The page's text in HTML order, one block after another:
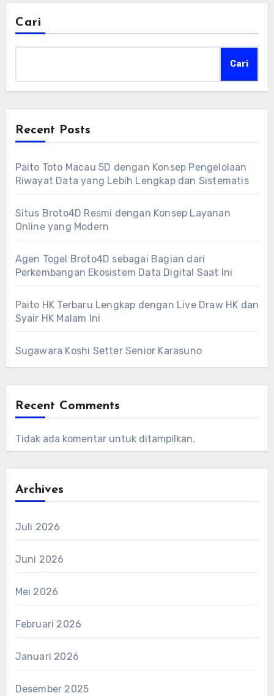
Cari
Cari
Recent Posts
Paito Toto Macau 5D dengan Konsep Pengelolaan
Riwayat Data yang Lebih Lengkap dan Sistematis
Situs Broto4D Resmi dengan Konsep Layanan
Online yang Modern
Agen Togel Broto4D sebagai Bagian dari
Perkembangan Ekosistem Data Digital Saat Ini
Paito HK Terbaru Lengkap dengan Live Draw HK dan
Syair HK Malam Ini
Sugawara Koshi Setter Senior Karasuno
Recent Comments
Tidak ada komentar untuk ditampilkan.
Archives
Juli 2026
Juni 2026
Mei 2026
Februari 2026
Januari 2026
Desember 2025